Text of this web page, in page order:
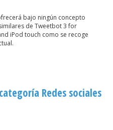
bajo ningún concepto
de Tweetbot 3 for
iPod touch como se recoge
Redes sociales